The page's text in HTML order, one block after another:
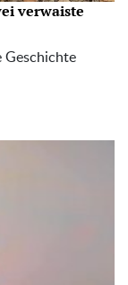
verwaiste
Geschichte